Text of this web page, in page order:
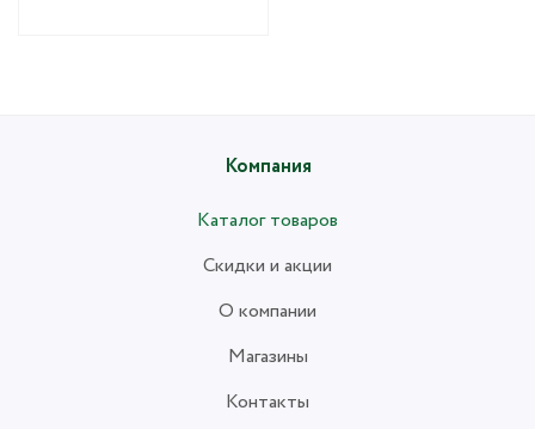
Компания
Каталог товаров
Скидки и акции
О компании
Магазины
Контакты